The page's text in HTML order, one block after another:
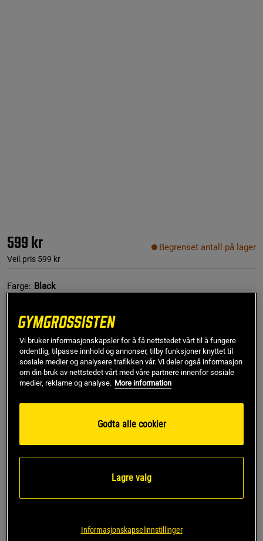
599 kr
Veil.pris 599 kr
Begrenset antall på lager
Farge: Black
L
Kjøp
SKU #3193-00R | EAN7340143656775
funksjon og stil for alle former for trening.
Vi bruker informasjonskapsler for å få nettstedet vårt til å fungere
ordentlig, tilpasse innhold og annonser, tilby funksjoner knyttet til
sosiale medier og analysere trafikken vår. Vi deler også informasjon
om din bruk av nettstedet vårt med våre partnere innenfor sosiale
medier, reklame og analyse. More information
Godta alle cookier
Lagre valg
Informasjonskapselinnstillinger